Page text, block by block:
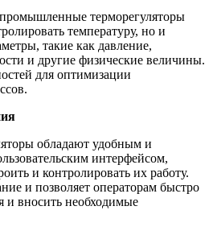
терморегуляторы
температуру, но и
такие как давление,
и другие физические величины.
для оптимизации
обладают удобным и
интерфейсом,
и контролировать их работу.
и позволяет операторам быстро
и вносить необходимые